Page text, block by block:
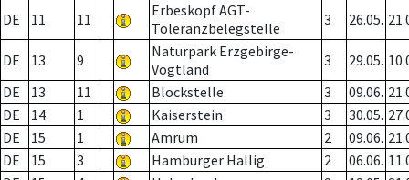
DE 11 11
Erbeskopf AGT-
Toleranzbelegstelle
3 26.05.
DE 13 9
Naturpark Erzgebirge-
Vogtland
3 29.05.
DE
13 11 Blockstelle 3 09.06.
DE
14 1 Kaiserstein 3 30.05.
DE
15 1 Amrum 2 09.06.
DE
15 3 Hamburger Hallig 2 06.06.